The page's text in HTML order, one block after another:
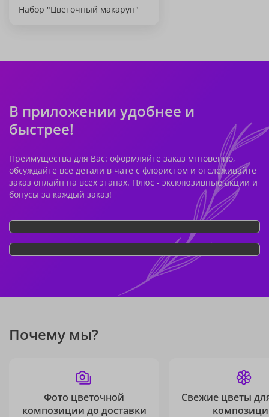
Набор "Цветочный макарун"
В приложении удобнее и
быстрее!
Преимущества для Вас: оформляйте заказ мгновенно,
обсуждайте все детали в чате с флористом и отслеживайте
заказ онлайн на всех этапах. Плюс - эксклюзивные акции и
бонусы за каждый заказ!
Почему мы?
Фото цветочной
композиции до доставки
Свежие цветы